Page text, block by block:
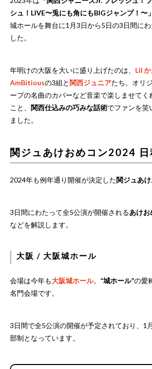
シュ！LIVE〜兎にも角にもBIGジャンプ！〜」
城ホールを舞台に1月3日から5日の3日間に
した。
年明けの大阪を大いに盛り上げたのは、 Lil
AmBitiousの3組と関西ジュニアたち。オリ
ープの名曲のカバーなど音楽で楽しませてく
こと、 関西仕込みの巧みな話術でファンを笑
ました。
関ジュあけおめコン2024 日
2024年も例年通り開催が決定した関ジュあ
3日間にわたって全5公演が開催されるあけ
などを解説します。
大阪 / 大阪城ホール
会場は今年も大阪城ホール。 “城ホール”の愛
名門会場です。
3日間で全5公演の開催が予定されており、1
部制となっています。